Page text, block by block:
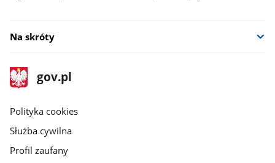
Na skróty
stopka
gov.pl
Strona
gov.pl
gov.pl
Polityka cookies
Służba cywilna
Profil zaufany